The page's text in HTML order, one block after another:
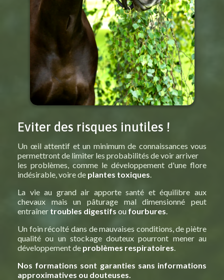
Eviter des risques inutiles !
Un œil attentif et un minimum de connaissances vous
permettront de limiter les probabilités de voir arriver
les problèmes, comme le développement d'une flore
indésirable, voire de plantes toxiques
La vie au grand air apporte santé et équilibre aux
chevaux mais un pâturage mal dimensionné peut
entraîner troubles digestifs ou fourbures
Un foin récolté dans de mauvaises conditions, de piètre
qualité ou un stockage douteux pourront mener au
développement de problèmes respiratoires
Nos formations sont garanties sans informations
approximatives ou douteuses.